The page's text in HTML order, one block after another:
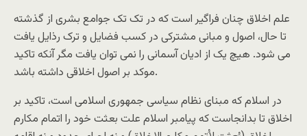
علم اخلاق چنان فراگیر است که در تک تک جوامع بشری از گذشته
تا حال، اصول و مبانی مشترکی در کسب فضایل و ترک رذایل یافت
می شود. هیچ یک از ادیان آسمانی را نمی توان یافت مگر آنکه تاکید
موکد بر اصول اخلاقی داشته باشد.
در اسلام که مبنای نظام سیاسی جمهوری اسلامی است، تاکید بر
اخلاق تا بدانجاست که پیامبر اسلام علت بعثت خود را اتمام مکارم